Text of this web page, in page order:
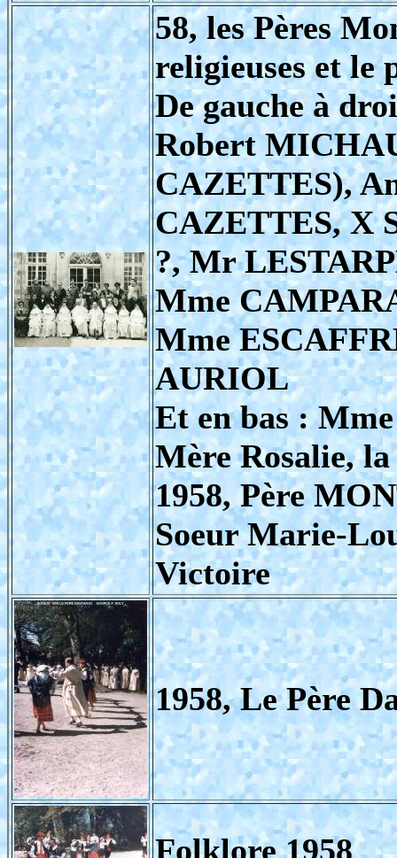
58, les Pères
religieuses et le
De gauche à
Robert
CAZETTES),
CAZETTES, X
?, Mr
Mme
Mme
AURIOL
Et en bas :
Mère Rosalie,
1958, Père
Soeur Marie-
Victoire
1958, Le Père
Folklore 1958